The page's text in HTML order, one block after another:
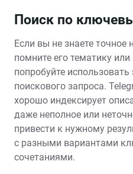
Поиск по
Если вы не знаете точное
помните его тематику
попробуйте использовать
поискового запроса.
хорошо индексирует
даже неполное или
привести к нужному
с разными вариантами
сочетаниями.